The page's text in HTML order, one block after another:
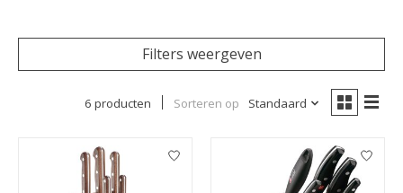
Filters weergeven
6 producten Sorteren op Standaard